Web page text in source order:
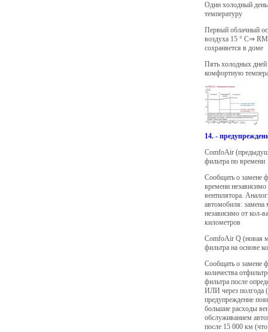
Один холодный
температуру
Первый облачный
воздуха 15 ° C⇒
сохраняется в доме
Пять холодных
комфортную
14. -
ComfoAir
фильтра по времени
Сообщать о замене
времени
вентилятора.
автомобиля: замена
независимо от кол-
километров
ComfoAir Q (новая
фильтра на основе
Сообщать о замене
количества
фильтра после
ИЛИ через полгода
предупреждение
большие расходы
обслуживанием
после 15 000 км